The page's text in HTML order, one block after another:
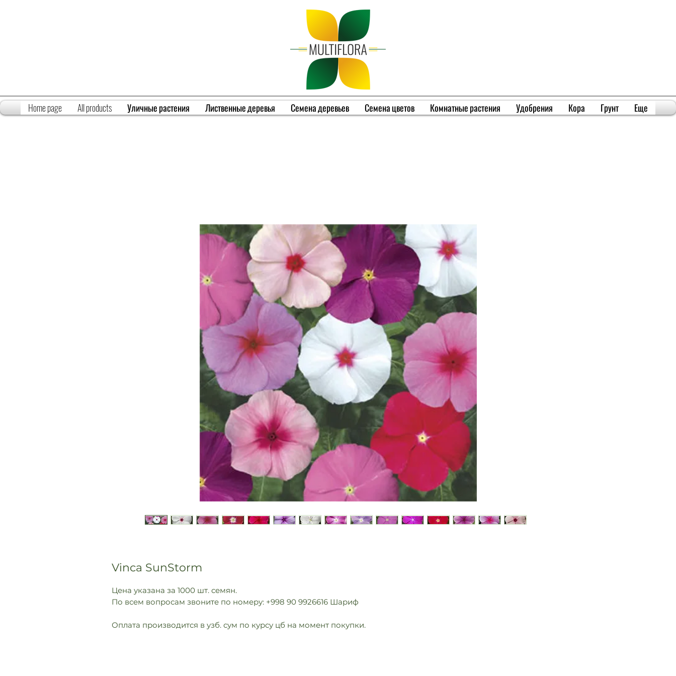
Home page All products Уличные растения Лиственные деревья Семена деревьев Семена цветов Комнатные растения Удобрения Кора Грунт Еще
Vinca SunStorm
Цена указана за 1000 шт. семян.
По всем вопросам звоните по номеру: +998 90 9926616 Шариф
Оплата производится в узб. сум по курсу цб на момент покупки.